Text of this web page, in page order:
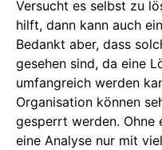
Versucht es selbst zu
hilft, dann kann auch
Bedankt aber, dass
gesehen sind, da eine
umfangreich werden
Organisation können
gesperrt werden. Ohne
eine Analyse nur mit